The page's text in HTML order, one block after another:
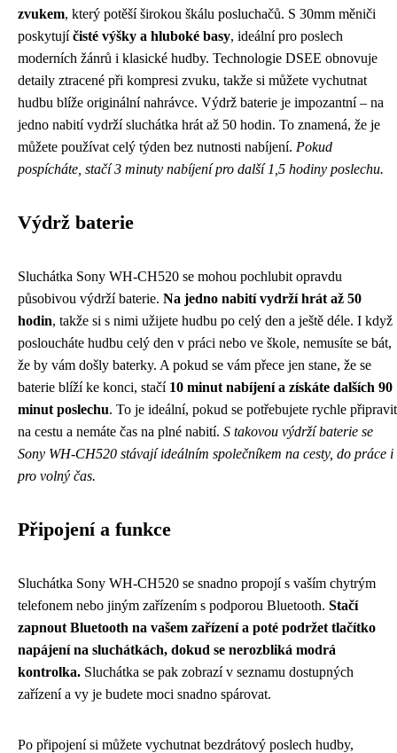
zvukem, který potěší širokou škálu posluchačů. S 30mm měniči
poskytujíčisté výšky a hluboké basy, ideální pro poslech
moderních žánrů i klasické hudby. Technologie DSEE obnovuje
detaily ztracené při kompresi zvuku, takže si můžete vychutnat
hudbu blíže originální nahrávce. Výdrž baterie je impozantní – na
jedno nabití vydrží sluchátka hrát až 50 hodin. To znamená, že je
můžete používat celý týden bez nutnosti nabíjení. Pokud
pospícháte, stačí 3 minuty nabíjení pro další 1,5 hodiny poslechu.
Výdrž baterie
Sluchátka Sony WH-CH520 se mohou pochlubit opravdu
působivou výdrží baterie. Na jedno nabití vydrží hrát až 50
hodin, takže si s nimi užijete hudbu po celý den a ještě déle. I když
posloucháte hudbu celý den v práci nebo ve škole, nemusíte se bát,
že by vám došly baterky. A pokud se vám přece jen stane, že se
baterie blíží ke konci, stačí 10 minut nabíjení a získáte dalších 90
minut poslechu. To je ideální, pokud se potřebujete rychle připravit
na cestu a nemáte čas na plné nabití. S takovou výdrží baterie se
Sony WH-CH520 stávají ideálním společníkem na cesty, do práce i
pro volný čas.
Připojení a funkce
Sluchátka Sony WH-CH520 se snadno propojí s vaším chytrým
telefonem nebo jiným zařízením s podporou Bluetooth. Stačí
zapnout Bluetooth na vašem zařízení a poté podržet tlačítko
napájení na sluchátkách, dokud se nerozbliká modrá
kontrolka. Sluchátka se pak zobrazí v seznamu dostupných
zařízení a vy je budete moci snadno spárovat.
Po připojení si můžete vychutnat bezdrátový poslech hudby,